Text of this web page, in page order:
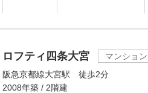
ロフティ四条大宮
マンション
阪急京都線大宮駅 徒歩2分
2008年築 / 2階建